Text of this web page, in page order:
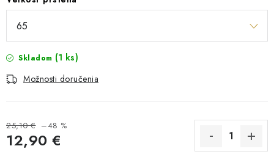
Skladom (1 ks)
Možnosti doručenia
25,10 € –48 %
12,90 €